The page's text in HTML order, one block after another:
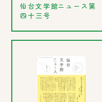
仙台文学館ニュース第
四十三号